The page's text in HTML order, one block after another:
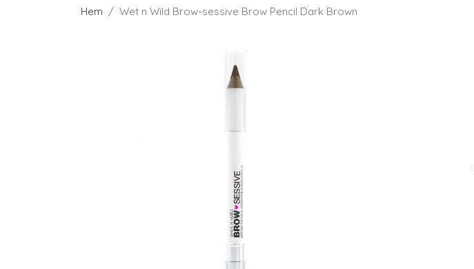
Hem Wet n Wild Brow-sessive Brow Pencil Dark Brown